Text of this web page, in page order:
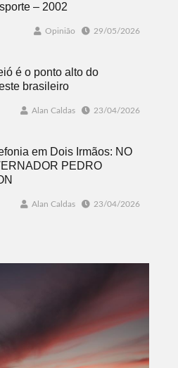
– 2002
Opinião 29/05/2026
é o ponto alto do
brasileiro
Alan Caldas 23/04/2026
em Dois Irmãos: NO
PEDRO
Alan Caldas 23/04/2026